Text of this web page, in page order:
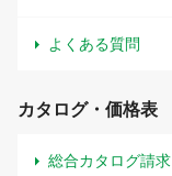
よくある質問
カタログ・価格表
総合カタログ請求